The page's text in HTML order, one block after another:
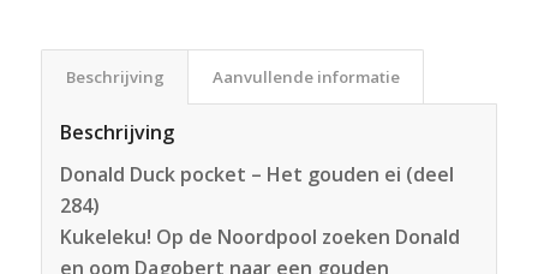
Beschrijving Aanvullende informatie
Beschrijving
Donald Duck pocket – Het gouden ei (deel
284)
Kukeleku! Op de Noordpool zoeken Donald
en oom Dagobert naar een gouden